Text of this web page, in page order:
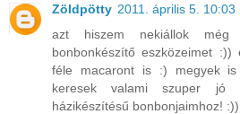
Zöldpötty 2011. április 5. 10:03
azt hiszem nekiállok
bonbonkészítő eszközeimet
féle macaront is :) megyek
keresek valami szuper jó
házikészítésű bonbonjaimhoz! :))